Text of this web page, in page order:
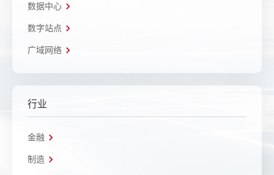
数据中心
数字站点
广域网络
行业
金融
制造